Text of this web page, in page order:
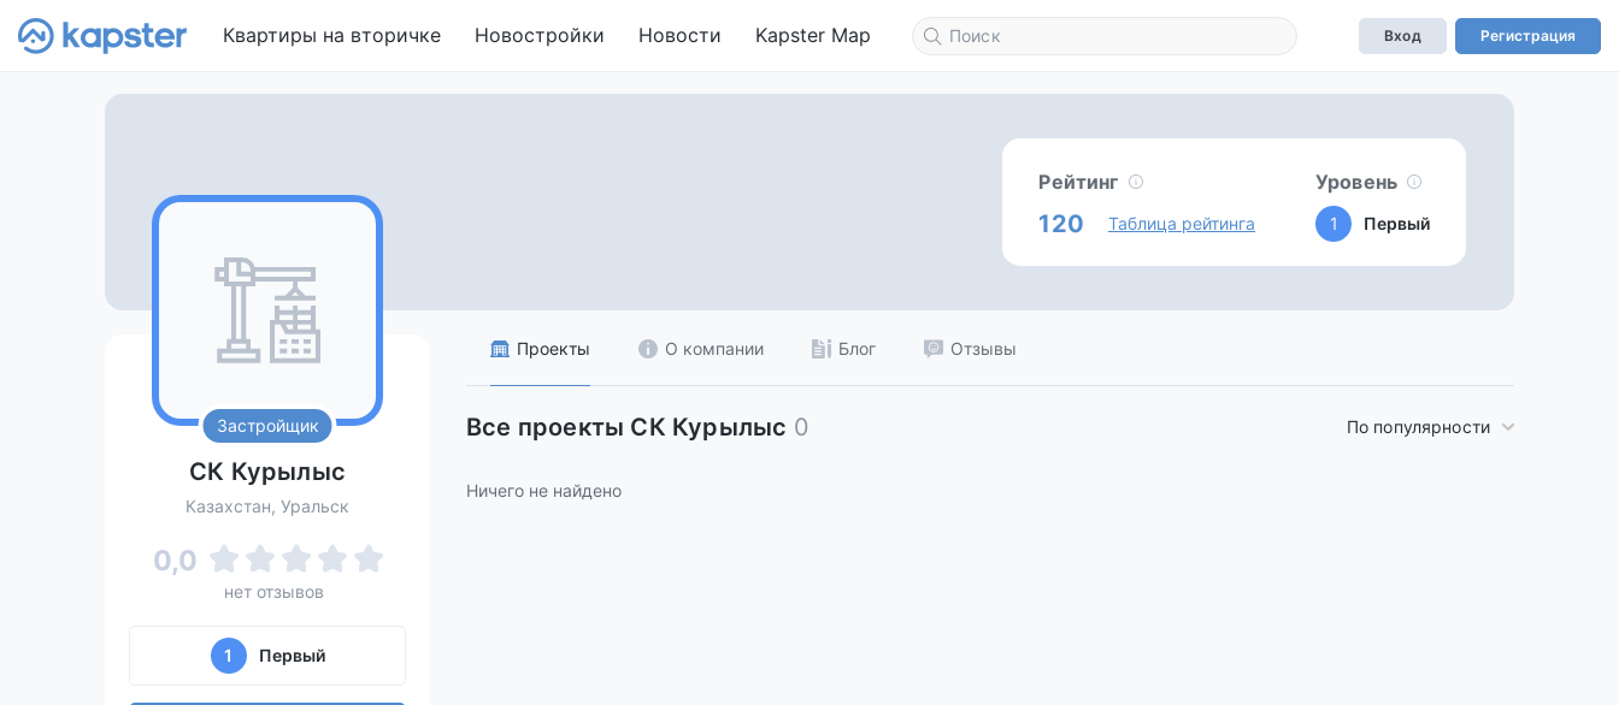
Квартиры на вторичке Новостройки Новости Kapster Map Вход Регистрация
Рейтинг
120 Таблица рейтинга
Уровень
1 Первый
Застройщик
СК Курылыс
Казахстан, Уральск
0,0
нет отзывов
1 Первый
Проекты О компании Блог Отзывы
Все проекты СК Курылыс 0 По популярности
Ничего не найдено